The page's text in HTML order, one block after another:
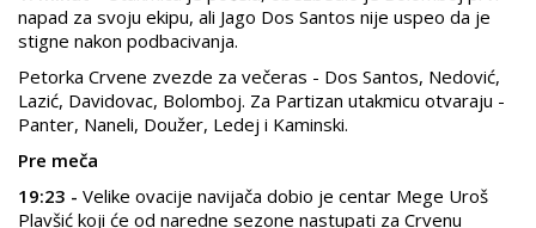
napad za svoju ekipu, ali Jago Dos Santos nije uspeo da je
stigne nakon podbacivanja.
Petorka Crvene zvezde za večeras - Dos Santos, Nedović,
Lazić, Davidovac, Bolomboj. Za Partizan utakmicu otvaraju -
Panter, Naneli, Doužer, Ledej i Kaminski.
Pre meča
19:23 - Velike ovacije navijača dobio je centar Mege Uroš
Plavšić koji će od naredne sezone nastupati za Crvenu